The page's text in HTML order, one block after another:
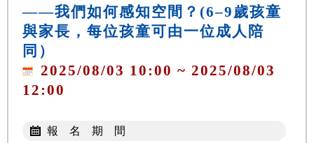
——我們如何感知空間？(6–9歲孩童
與家長，每位孩童可由一位成人陪
同）
2025/08/03 10:00 ~ 2025/08/03
12:00
報 名 期 間